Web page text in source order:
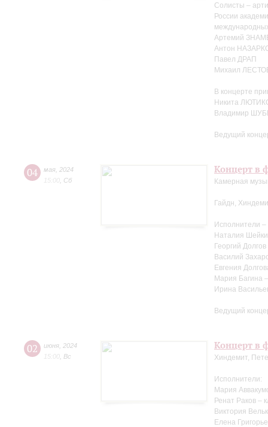
Солисты –
России
Артемий
Антон
Павел ДРАП
Михаил
В концерте
Никита
Владимир
Ведущий
04 мая 2024
15:00 Сб
Концерт в
Камерная
Гайдн,
Исполнители
Наталия
Георгий
Василий
Евгения
Мария Багина
Ирина
Ведущий
02 июня 2024
15:00 Вс
Концерт в
Хиндемит,
Исполнители:
Мария
Ренат Раков –
Виктория
Елена